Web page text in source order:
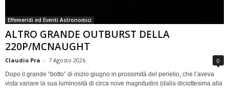
Effemeridi ed Eventi Astronomici
ALTRO GRANDE OUTBURST DELLA
220P/MCNAUGHT
Claudio Pra - 7 Agosto 2026 0
Dopo il grande “botto” di inizio giugno in prossimità del perielio, che l’aveva
vista variare la sua luminosità di circa nove magnitudini (dalla diciottesima alla